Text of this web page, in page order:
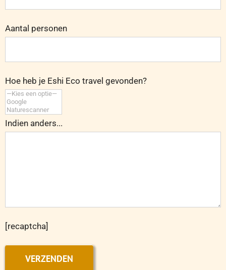
Aantal personen
Hoe heb je Eshi Eco travel gevonden?
Indien anders...
[recaptcha]